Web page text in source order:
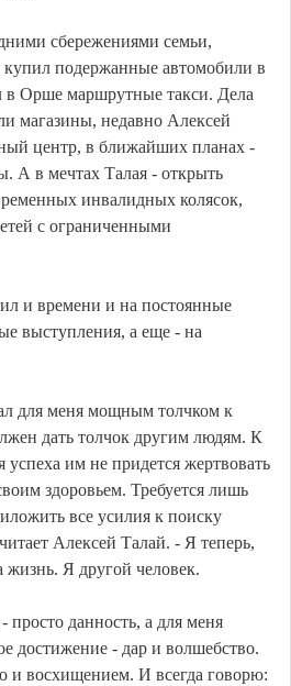
сбережениями семьи,
подержанные автомобили в
в Орше маршрутные такси. Дела
магазины, недавно Алексей
центр, в ближайших планах -
А в мечтах Талая - открыть
инвалидных колясок,
с ограниченными
и времени и на постоянные
выступления, а еще - на
для меня мощным толчком к
дать толчок другим людям. К
успеха им не придется жертвовать
здоровьем. Требуется лишь
все усилия к поиску
Алексей Талай. - Я теперь,
жизнь. Я другой человек.
просто данность, а для меня
достижение - дар и волшебство.
и восхищением. И всегда говорю: